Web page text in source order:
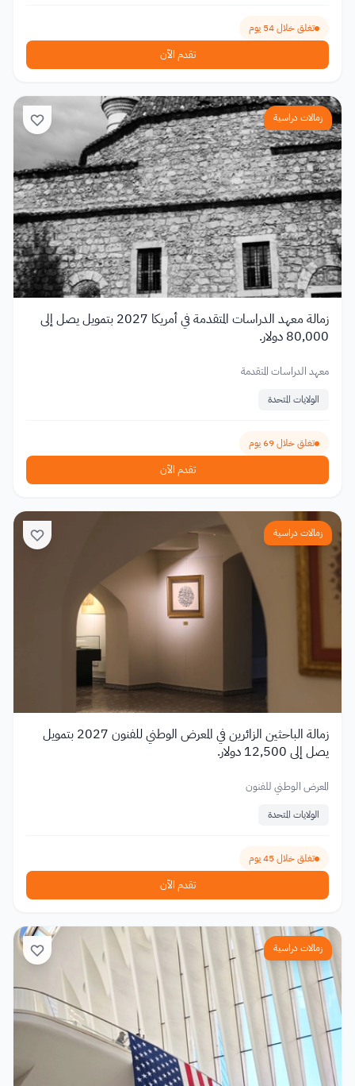
تغلق خلال 54 يوم
تقدم الآن
زمالات دراسية
زمالة معهد الدراسات المتقدمة في أمريكا 2027 بتمويل يصل إلى
80,000 دولار.
معهد الدراسات المتقدمة
الولايات المتحدة
تغلق خلال 69 يوم
تقدم الآن
زمالات دراسية
زمالة الباحثين الزائرين في المعرض الوطني للفنون 2027 بتمويل
يصل إلى 12,500 دولار.
المعرض الوطني للفنون
الولايات المتحدة
تغلق خلال 45 يوم
تقدم الآن
زمالات دراسية